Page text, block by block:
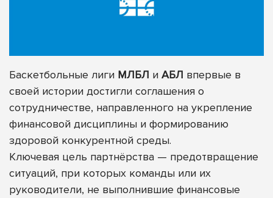
Баскетбольные лиги МЛБЛ и АБЛ впервые в
своей истории достигли соглашения о
сотрудничестве, направленного на укрепление
финансовой дисциплины и формированию
здоровой конкурентной среды.
Ключевая цель партнёрства — предотвращение
ситуаций, при которых команды или их
руководители, не выполнившие финансовые